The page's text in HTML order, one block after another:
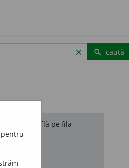
clear search caută
se află pe fila